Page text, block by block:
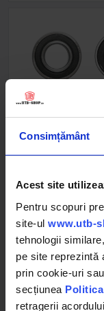
Consimțământ
Acest site
Pentru scopuri
site-ul www.utb-
tehnologii
pe site reprezintă
prin cookie-uri
secțiunea
retragerii